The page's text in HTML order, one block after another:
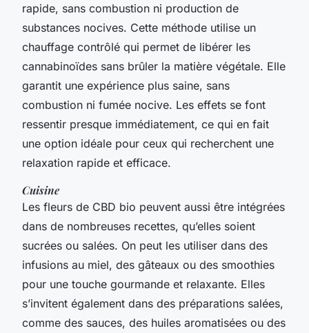
rapide, sans combustion ni production de
substances nocives. Cette méthode utilise un
chauffage contrôlé qui permet de libérer les
cannabinoïdes sans brûler la matière végétale. Elle
garantit une expérience plus saine, sans
combustion ni fumée nocive. Les effets se font
ressentir presque immédiatement, ce qui en fait
une option idéale pour ceux qui recherchent une
relaxation rapide et efficace.
Cuisine
Les fleurs de CBD bio peuvent aussi être intégrées
dans de nombreuses recettes, qu’elles soient
sucrées ou salées. On peut les utiliser dans des
infusions au miel, des gâteaux ou des smoothies
pour une touche gourmande et relaxante. Elles
s’invitent également dans des préparations salées,
comme des sauces, des huiles aromatisées ou des